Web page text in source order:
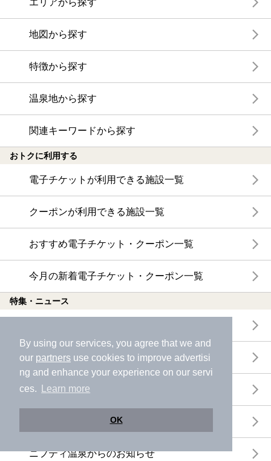
By using our services, you agree that we and
our partners use cookies to improve advertisi
ng and enhance your experience on our servi
ces.
Learn more
OK
地図から探す
特徴から探す
温泉地から探す
関連キーワードから探す
おトクに利用する
電子チケットが利用できる施設一覧
クーポンが利用できる施設一覧
おすすめ電子チケット・クーポン一覧
今月の新着電子チケット・クーポン一覧
特集・ニュース
体験レポート
口コミを見る
ニフティ温泉からのお知らせ